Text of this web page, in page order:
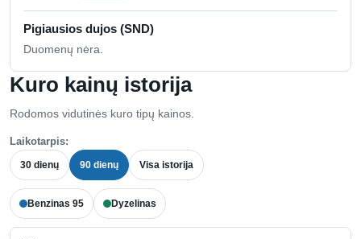
Kuro kainų istorija
Rodomos vidutinės kuro tipų kainos.
Laikotarpis:
30 dienų 90 dienų Visa istorija
Benzinas 95 Dyzelinas
Pigiausios dujos (SND)
Duomenų nėra.